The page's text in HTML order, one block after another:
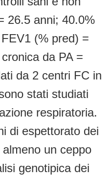
26.5 anni; 40.0%
(% pred) =
da PA =
da 2 centri FC in
stati studiati
respiratoria.
di espettorato dei
un ceppo
genotipica dei